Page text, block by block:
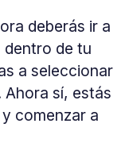
deberás ir a
dentro de tu
a seleccionar
Ahora sí, estás
comenzar a